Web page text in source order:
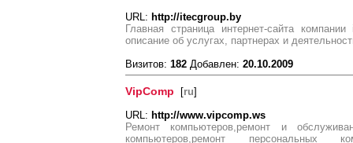
URL: http://itecgroup.by
Главная страница интернет-сайта
описание об услугах, партнерах и
Визитов: 182 Добавлен: 20.10.2009
VipComp [ru]
URL: http://www.vipcomp.ws
Ремонт компьютеров,ремонт и
компьютеров,ремонт персональных